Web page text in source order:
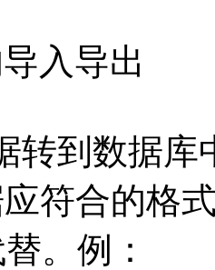
入导出
转到数据
符合的格
。例：